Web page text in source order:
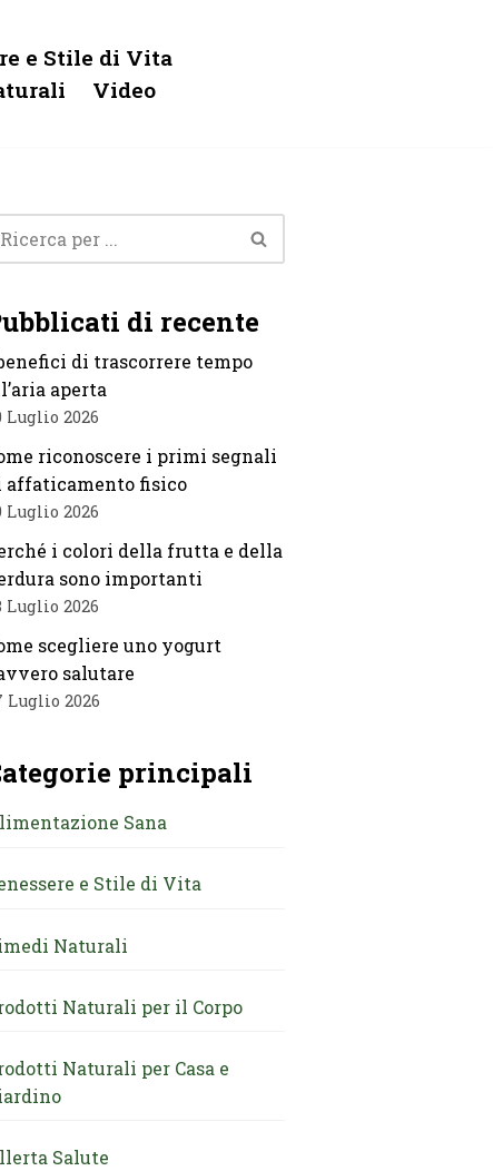
e Stile di Vita
Video
di recente
di trascorrere tempo
aperta
Luglio 2026
riconoscere i primi segnali
affaticamento fisico
Luglio 2026
i colori della frutta e della
sono importanti
Luglio 2026
scegliere uno yogurt
salutare
Luglio 2026
principali
Sana
e Stile di Vita
Naturali
Naturali per il Corpo
Naturali per Casa e
Salute